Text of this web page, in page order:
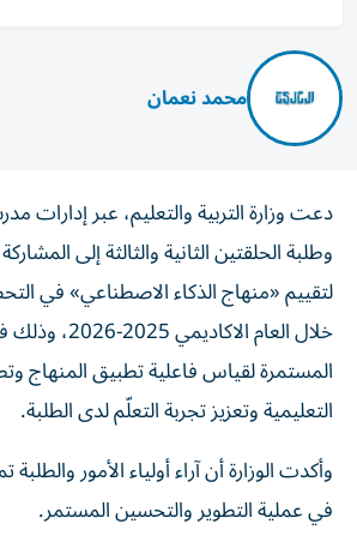
محمد نعمان
دعت وزارة التربية والتعليم، عبر إدارات
وطلبة الحلقتين الثانية والثالثة إلى
لتقييم «منهاج الذكاء الاصطناعي» في
خلال العام
المستمرة لقياس فاعلية تطبيق المنهاج
التعليمية وتعزيز تجربة التعلّم لدى الطلبة.
وأكدت الوزارة أن آراء أولياء الأمور
في عملية التطوير والتحسين المستمر.